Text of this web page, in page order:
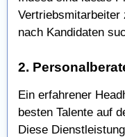
nach Kandidaten
2.
Ein erfahrener
besten Talente auf
Diese